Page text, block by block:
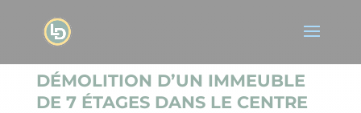
DÉMOLITION D’UN IMMEUBLE
DE 7 ÉTAGES DANS LE CENTRE